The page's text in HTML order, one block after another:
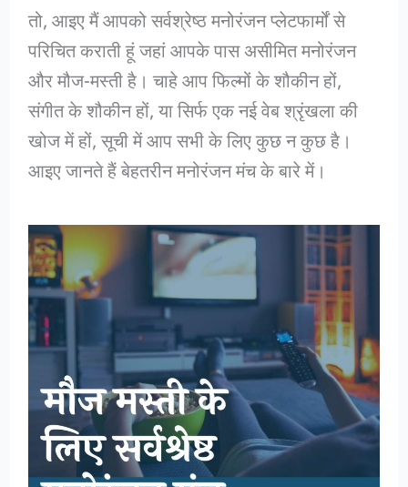
तो, आइए मैं आपको सर्वश्रेष्ठ मनोरंजन प्लेटफार्मों से
परिचित कराती हूं जहां आपके पास असीमित मनोरंजन
और मौज-मस्ती है। चाहे आप फिल्मों के शौकीन हों,
संगीत के शौकीन हों, या सिर्फ एक नई वेब श्रृंखला की
खोज में हों, सूची में आप सभी के लिए कुछ न कुछ है।
आइए जानते हैं बेहतरीन मनोरंजन मंच के बारे में।